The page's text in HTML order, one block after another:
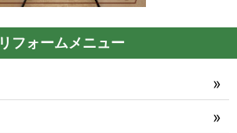
リフォームメニュー